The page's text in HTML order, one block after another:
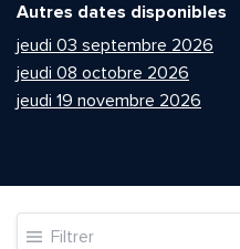
Autres dates disponibles
jeudi 03 septembre 2026
jeudi 08 octobre 2026
jeudi 19 novembre 2026
Filtrer